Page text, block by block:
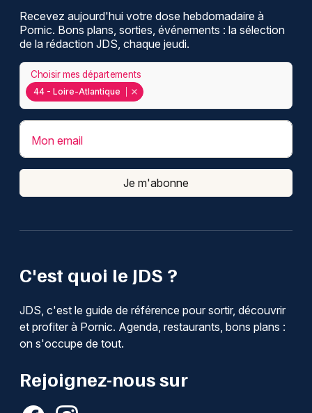
C'est quoi le JDS ?
JDS, c'est le guide de référence pour sortir, découvrir
et profiter à Pornic. Agenda, restaurants, bons plans :
on s'occupe de tout.
Rejoignez-nous sur
Recevez aujourd'hui votre dose hebdomadaire à
Pornic. Bons plans, sorties, événements : la sélection
de la rédaction JDS, chaque jeudi.
44 - Loire-Atlantique
Choisir mes départements
Mon email
Je m'abonne